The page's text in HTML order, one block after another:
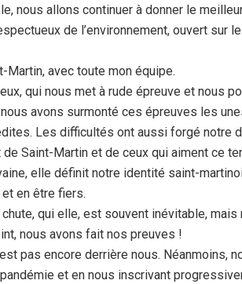
nous allons continuer à donner le
de l’environnement, ouvert sur
Martin, avec toute mon équipe.
qui nous met à rude épreuve et nous
avons surmonté ces épreuves les
Les difficultés ont aussi forgé notre
Saint-Martin et de ceux qui aiment ce
elle définit notre identité saint-
en être fiers.
qui elle, est souvent inévitable,
nous avons fait nos preuves !
pas encore derrière nous. Néanmoins,
et en nous inscrivant